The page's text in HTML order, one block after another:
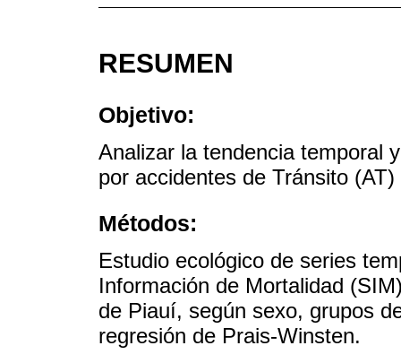
RESUMEN
Objetivo:
Analizar la tendencia temporal
por accidentes de Tránsito
Métodos:
Estudio ecológico de series
Información de Mortalidad
de Piauí, según sexo, grupos
regresión de Prais-Winsten.